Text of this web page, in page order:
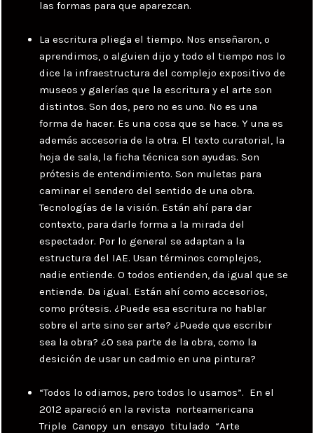
las formas para que aparezcan.
La escritura pliega el tiempo. Nos enseñaron, o
aprendimos, o alguien dijo y todo el tiempo nos lo
dice la infraestructura del complejo expositivo de
museos y galerías que la escritura y el arte son
distintos. Son dos, pero no es uno. No es una
forma de hacer. Es una cosa que se hace. Y una es
además accesoria de la otra. El texto curatorial, la
hoja de sala, la ficha técnica son ayudas. Son
prótesis de entendimiento. Son muletas para
caminar el sendero del sentido de una obra.
Tecnologías de la visión. Están ahí para dar
contexto, para darle forma a la mirada del
espectador. Por lo general se adaptan a la
estructura del IAE. Usan términos complejos,
nadie entiende. O todos entienden, da igual que se
entiende. Da igual. Están ahí como accesorios,
como prótesis. ¿Puede esa escritura no hablar
sobre el arte sino ser arte? ¿Puede que escribir
sea la obra? ¿O sea parte de la obra, como la
desición de usar un cadmio en una pintura?
“Todos lo odiamos, pero todos lo usamos”. En el
2012 apareció en la revista norteamericana
Triple Canopy un ensayo titulado “Arte